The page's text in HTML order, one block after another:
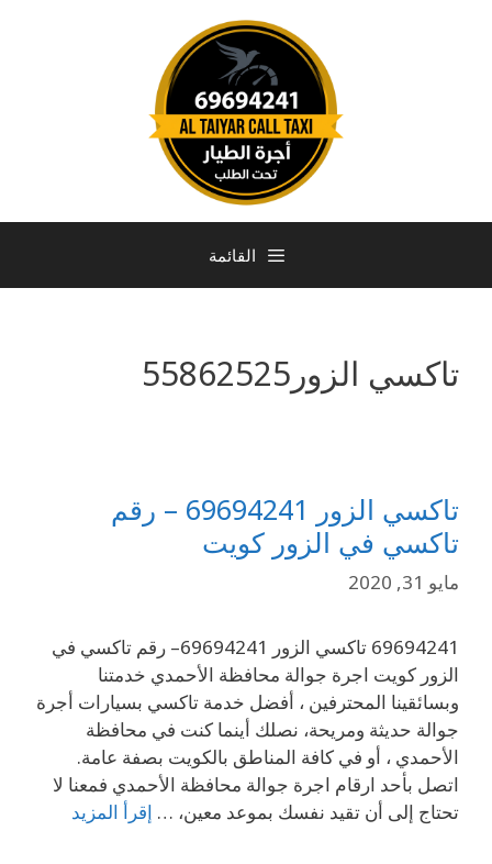
القائمة
تاكسي الزور55862525
تاكسي الزور 69694241 – رقم
تاكسي في الزور كويت
مايو 31, 2020
69694241 تاكسي الزور 69694241– رقم تاكسي في
الزور كويت اجرة جوالة محافظة الأحمدي خدمتنا
وبسائقينا المحترفين ، أفضل خدمة تاكسي بسيارات أجرة
جوالة حديثة ومريحة، نصلك أينما كنت في محافظة
الأحمدي ، أو في كافة المناطق بالكويت بصفة عامة.
اتصل بأحد ارقام اجرة جوالة محافظة الأحمدي فمعنا لا
تحتاج إلى أن تقيد نفسك بموعد معين، … إقرأ المزيد